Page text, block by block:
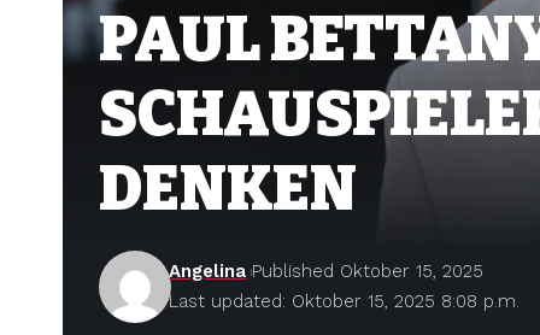
PAUL
DENKEN
Last updated: Oktober 15, 2025 8:08 p.m.
Angelina Published Oktober 15, 2025